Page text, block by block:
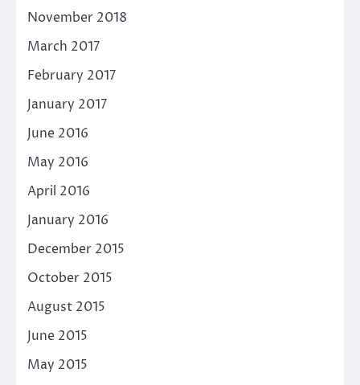
November 2018
March 2017
February 2017
January 2017
June 2016
May 2016
April 2016
January 2016
December 2015
October 2015
August 2015
June 2015
May 2015